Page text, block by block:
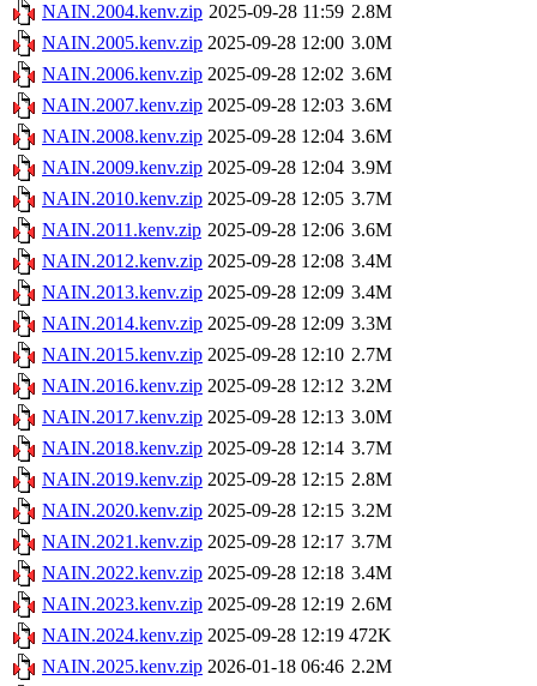
NAIN.2004.kenv.zip 2025-09-28 11:59 2.8M
NAIN.2005.kenv.zip 2025-09-28 12:00 3.0M
NAIN.2006.kenv.zip 2025-09-28 12:02 3.6M
NAIN.2007.kenv.zip 2025-09-28 12:03 3.6M
NAIN.2008.kenv.zip 2025-09-28 12:04 3.6M
NAIN.2009.kenv.zip 2025-09-28 12:04 3.9M
NAIN.2010.kenv.zip 2025-09-28 12:05 3.7M
NAIN.2011.kenv.zip 2025-09-28 12:06 3.6M
NAIN.2012.kenv.zip 2025-09-28 12:08 3.4M
NAIN.2013.kenv.zip 2025-09-28 12:09 3.4M
NAIN.2014.kenv.zip 2025-09-28 12:09 3.3M
NAIN.2015.kenv.zip 2025-09-28 12:10 2.7M
NAIN.2016.kenv.zip 2025-09-28 12:12 3.2M
NAIN.2017.kenv.zip 2025-09-28 12:13 3.0M
NAIN.2018.kenv.zip 2025-09-28 12:14 3.7M
NAIN.2019.kenv.zip 2025-09-28 12:15 2.8M
NAIN.2020.kenv.zip 2025-09-28 12:15 3.2M
NAIN.2021.kenv.zip 2025-09-28 12:17 3.7M
NAIN.2022.kenv.zip 2025-09-28 12:18 3.4M
NAIN.2023.kenv.zip 2025-09-28 12:19 2.6M
NAIN.2024.kenv.zip 2025-09-28 12:19 472K
NAIN.2025.kenv.zip 2026-01-18 06:46 2.2M